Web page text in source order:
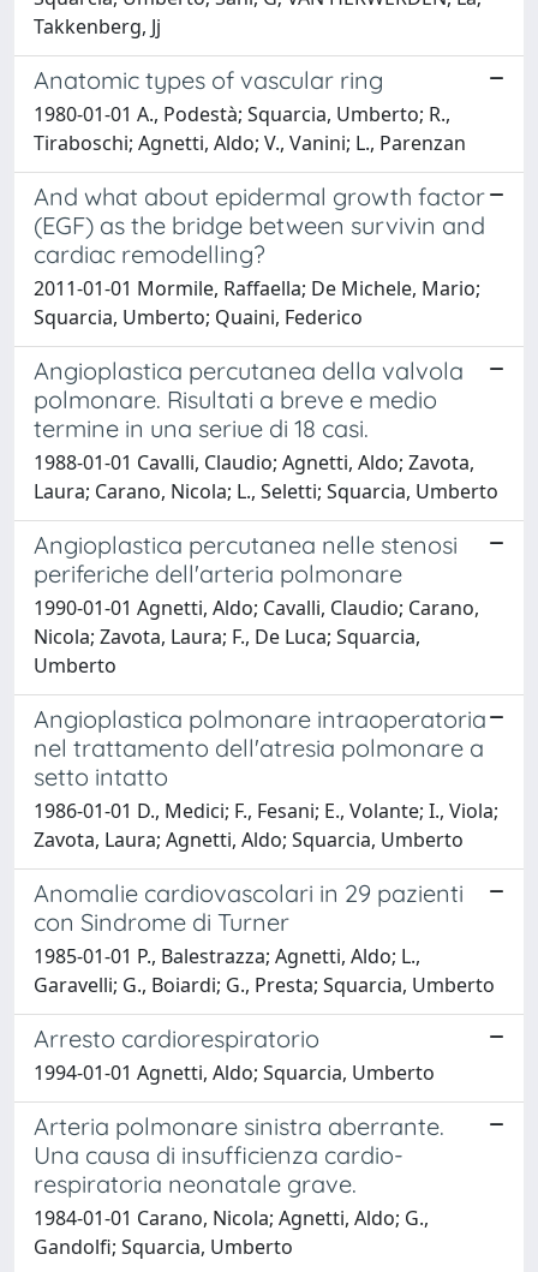
Takkenberg, Jj
Anatomic types of vascular ring
1980-01-01 A., Podestà; Squarcia, Umberto; R.,
Tiraboschi; Agnetti, Aldo; V., Vanini; L., Parenzan
And what about epidermal growth factor
(EGF) as the bridge between survivin and
cardiac remodelling?
2011-01-01 Mormile, Raffaella; De Michele, Mario;
Squarcia, Umberto; Quaini, Federico
Angioplastica percutanea della valvola
polmonare. Risultati a breve e medio
termine in una seriue di 18 casi.
1988-01-01 Cavalli, Claudio; Agnetti, Aldo; Zavota,
Laura; Carano, Nicola; L., Seletti; Squarcia, Umberto
Angioplastica percutanea nelle stenosi
periferiche dell'arteria polmonare
1990-01-01 Agnetti, Aldo; Cavalli, Claudio; Carano,
Nicola; Zavota, Laura; F., De Luca; Squarcia,
Umberto
Angioplastica polmonare intraoperatoria
nel trattamento dell'atresia polmonare a
setto intatto
1986-01-01 D., Medici; F., Fesani; E., Volante; I., Viola;
Zavota, Laura; Agnetti, Aldo; Squarcia, Umberto
Anomalie cardiovascolari in 29 pazienti
con Sindrome di Turner
1985-01-01 P., Balestrazza; Agnetti, Aldo; L.,
Garavelli; G., Boiardi; G., Presta; Squarcia, Umberto
Arresto cardiorespiratorio
1994-01-01 Agnetti, Aldo; Squarcia, Umberto
Arteria polmonare sinistra aberrante.
Una causa di insufficienza cardio-
respiratoria neonatale grave.
1984-01-01 Carano, Nicola; Agnetti, Aldo; G.,
Gandolfi; Squarcia, Umberto